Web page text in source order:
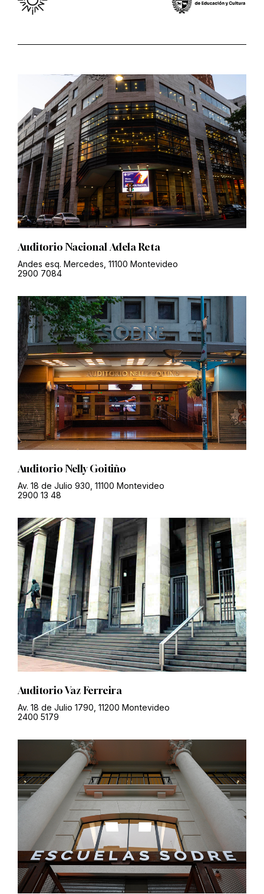
Auditorio Nacional Adela Reta
Andes esq. Mercedes, 11100 Montevideo
2900 7084
Auditorio Nelly Goitiño
Av. 18 de Julio 930, 11100 Montevideo
2900 13 48
Auditorio Vaz Ferreira
Av. 18 de Julio 1790, 11200 Montevideo
2400 5179